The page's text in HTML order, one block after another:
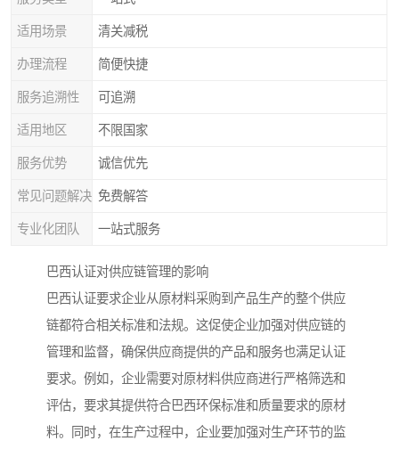
适用场景 清关减税
办理流程 简便快捷
服务追溯性 可追溯
适用地区 不限国家
服务优势 诚信优先
常见问题解决 免费解答
专业化团队 一站式服务
巴西认证对供应链管理的影响
巴西认证要求企业从原材料采购到产品生产的整个供应
链都符合相关标准和法规。这促使企业加强对供应链的
管理和监督，确保供应商提供的产品和服务也满足认证
要求。例如，企业需要对原材料供应商进行严格筛选和
评估，要求其提供符合巴西环保标准和质量要求的原材
料。同时，在生产过程中，企业要加强对生产环节的监